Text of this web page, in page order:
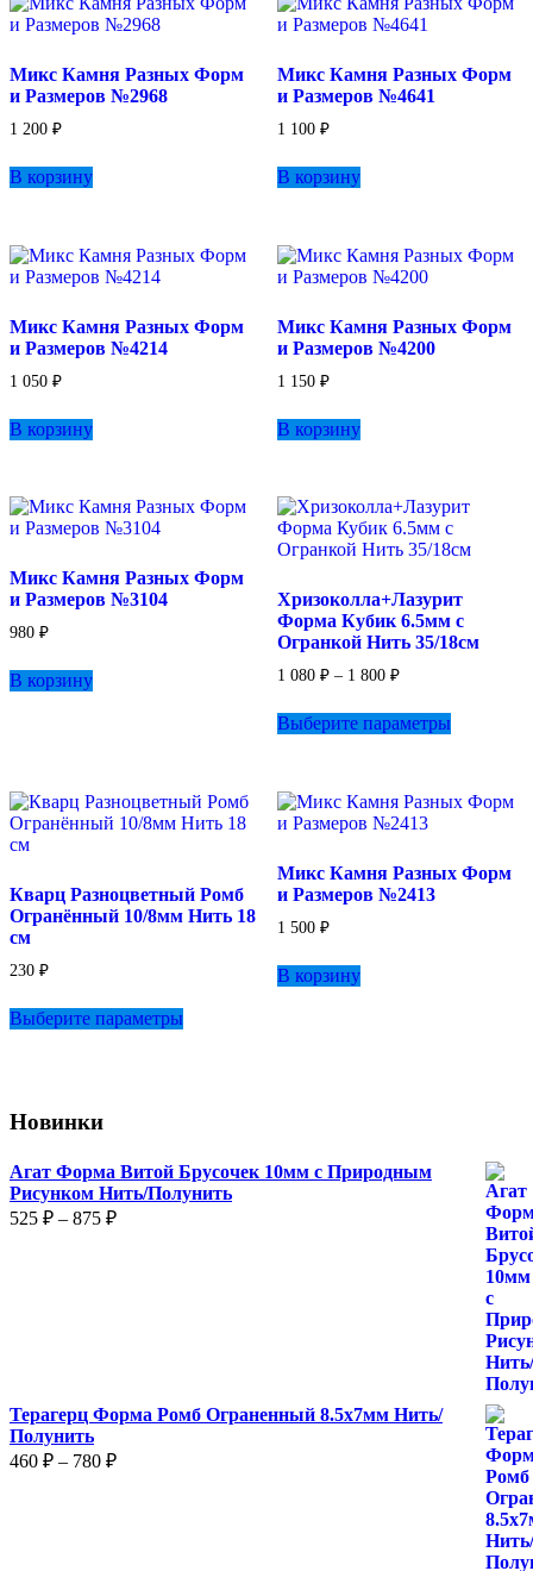
Микс Камня Разных Форм
и Размеров №2968
1 200 ₽
В корзину
Микс Камня Разных Форм
и Размеров №4641
1 100 ₽
В корзину
Микс Камня Разных Форм
и Размеров №4214
1 050 ₽
В корзину
Микс Камня Разных Форм
и Размеров №4200
1 150 ₽
В корзину
Микс Камня Разных Форм
и Размеров №3104
980 ₽
В корзину
Хризоколла+Лазурит
Форма Кубик 6.5мм с
Огранкой Нить 35/18см
1 080 ₽ – 1 800 ₽Диапазон
1
080 ₽
800 ₽
Выберите параметрытовар
Опции
на
Кварц Разноцветный Ромб
Огранённый 10/8мм Нить 18
см
230 ₽
Выберите параметры
на
странице
Микс Камня Разных Форм
и Размеров №2413
1 500 ₽
В корзину
Новинки
Агат Форма Витой Брусочек 10мм с Природным
Рисунком Нить/Полунить
525 ₽ – 875 ₽Диапазон
Терагерц Форма Ромб Ограненный 8.5х7мм Нить/
Полунить
460 ₽ – 780 ₽Диапазон